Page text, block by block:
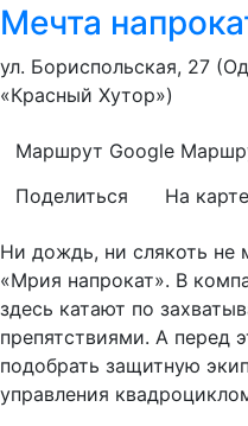
Мечта
ул. Бориспольская, 27
«Красный Хутор»)
Маршрут Google
Поделиться
На карте
Ни дождь, ни слякоть не
«Мрия напрокат». В
здесь катают по
препятствиями. А перед
подобрать защитную
управления